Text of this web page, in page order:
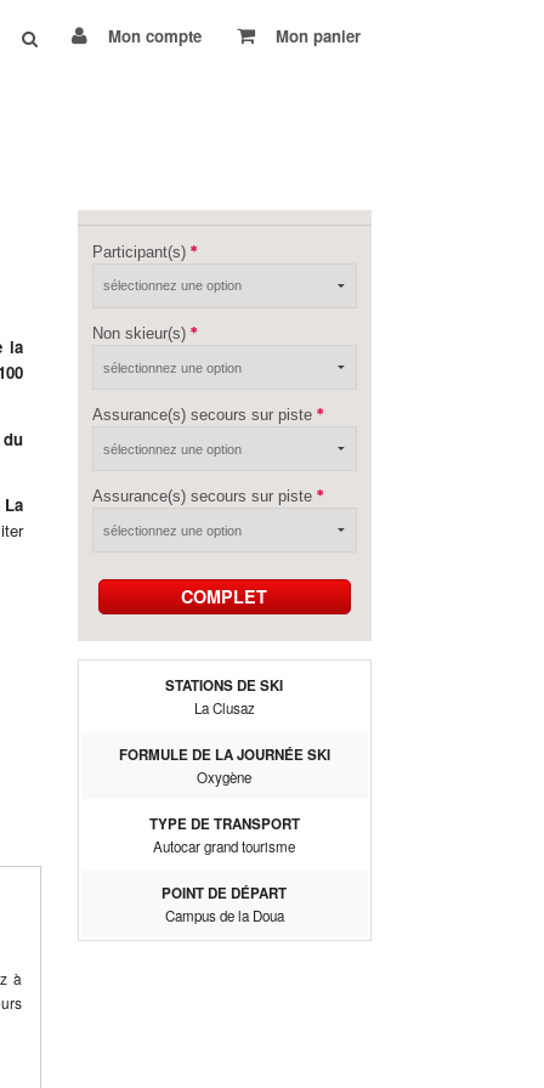
Mon compte Mon panier
la
à
Participant(s)
Non skieur(s)
Assurance(s) secours sur piste
Assurance(s) secours sur piste
COMPLET
STATIONS DE SKI
La Clusaz
FORMULE DE LA JOURNÉE SKI
Oxygène
TYPE DE TRANSPORT
Autocar grand tourisme
POINT DE DÉPART
Campus de la Doua